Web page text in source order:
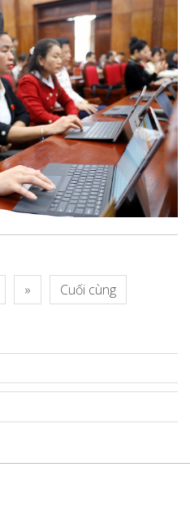
» Cuối cùng